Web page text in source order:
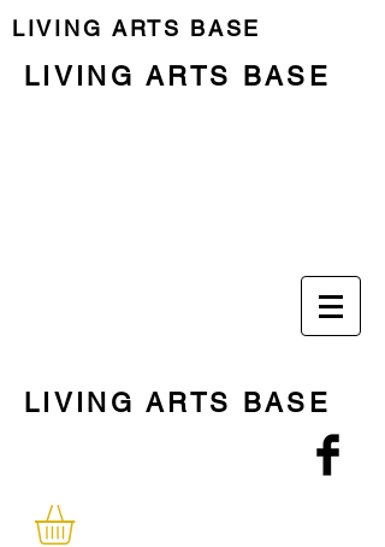
LIVING ARTS BASE
LIVING ARTS BASE
LIVING ARTS BASE